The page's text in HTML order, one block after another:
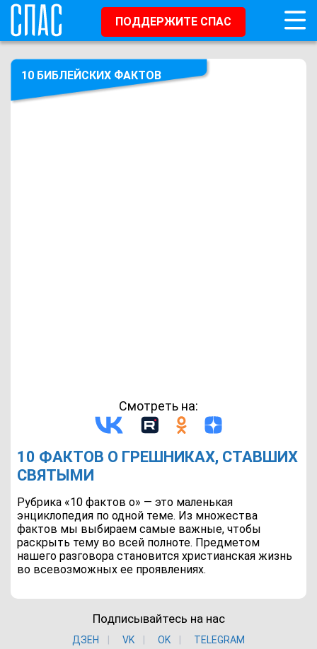
ПОДДЕРЖИТЕ СПАС
10 БИБЛЕЙСКИХ ФАКТОВ
Смотреть на:
10 ФАКТОВ О ГРЕШНИКАХ, СТАВШИХ
СВЯТЫМИ
Рубрика «10 фактов о» — это маленькая
энциклопедия по одной теме. Из множества
фактов мы выбираем самые важные, чтобы
раскрыть тему во всей полноте. Предметом
нашего разговора становится христианская жизнь
во всевозможных ее проявлениях.
Подписывайтесь на нас
ДЗЕН VK ОK
TELEGRAM